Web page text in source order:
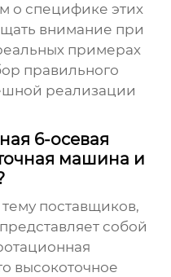
о специфике этих
внимание при
примерах
правильного
реализации
6-осевая
машина и
поставщиков,
собой
высокоточное